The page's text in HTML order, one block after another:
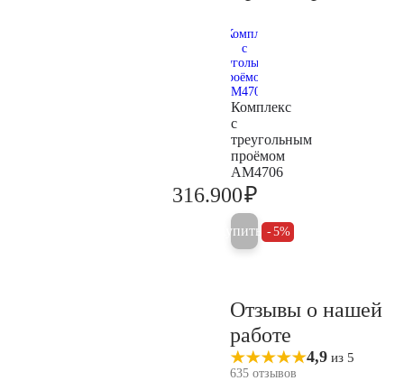
Комплекс
с
треугольным
проёмом
AM4706
316.900₽
Купить 5%
Отзывы о нашей
работе
4,9 из 5
635 отзывов